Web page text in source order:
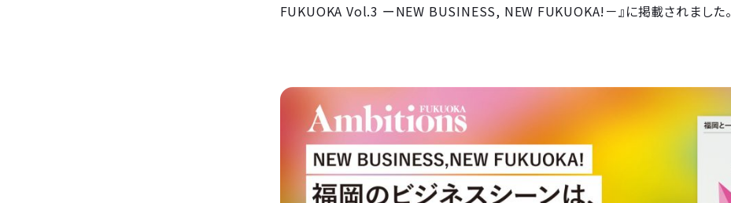
FUKUOKA Vol.3 ーNEW BUSINESS, NEW FUKUOKA!－』に掲載されました。